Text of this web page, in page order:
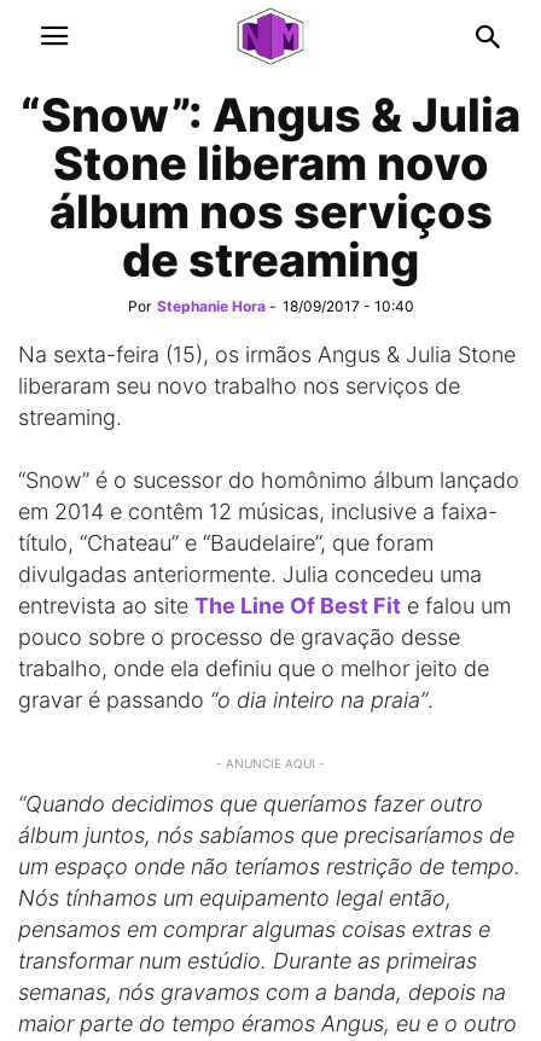
“Snow”: Angus & Julia
Stone liberam novo
álbum nos serviços
de streaming
Por Stephanie Hora - 18/09/2017 - 10:40
Na sexta-feira (15), os irmãos Angus & Julia Stone
liberaram seu novo trabalho nos serviços de
streaming.
“Snow” é o sucessor do homônimo álbum lançado
em 2014 e contêm 12 músicas, inclusive a faixa-
título, “Chateau” e “Baudelaire”, que foram
divulgadas anteriormente. Julia concedeu uma
entrevista ao site The Line Of Best Fit e falou um
pouco sobre o processo de gravação desse
trabalho, onde ela definiu que o melhor jeito de
gravar é passando “o dia inteiro na praia”.
- ANUNCIE AQUI -
“Quando decidimos que queríamos fazer outro
álbum juntos, nós sabíamos que precisaríamos de
um espaço onde não teríamos restrição de tempo.
Nós tínhamos um equipamento legal então,
pensamos em comprar algumas coisas extras e
transformar num estúdio. Durante as primeiras
semanas, nós gravamos com a banda, depois na
maior parte do tempo éramos Angus, eu e o outro